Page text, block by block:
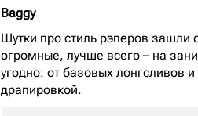
Baggy
Шутки про стиль рэперов зашли
огромные, лучше всего – на
угодно: от базовых лонгсливов
драпировкой.